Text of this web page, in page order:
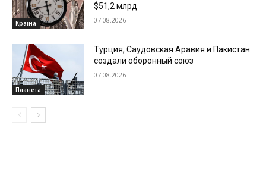
Країна
$51,2 млрд
07.08.2026
Планета
Турция, Саудовская Аравия и Пакистан
создали оборонный союз
07.08.2026